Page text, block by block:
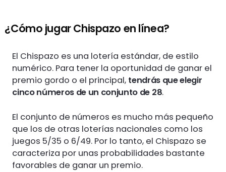
¿Cómo jugar Chispazo en línea?
El Chispazo es una lotería estándar, de estilo
numérico. Para tener la oportunidad de ganar el
premio gordo o el principal, tendrás que elegir
cinco números de un conjunto de 28.
El conjunto de números es mucho más pequeño
que los de otras loterías nacionales como los
juegos 5/35 o 6/49. Por lo tanto, el Chispazo se
caracteriza por unas probabilidades bastante
favorables de ganar un premio.